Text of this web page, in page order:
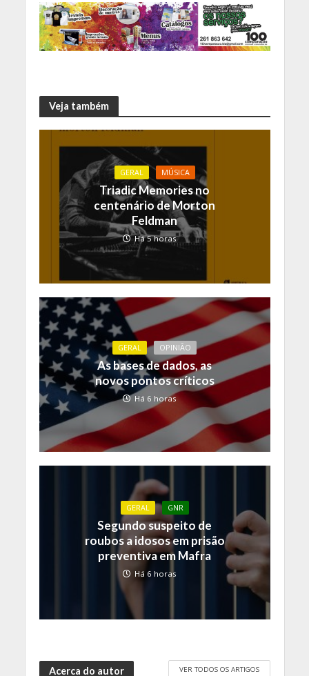
Veja também
GERAL MÚSICA
Triadic Memories no
centenário de Morton
Feldman
Há 5 horas
GERAL OPINIÃO
As bases de dados, as
novos pontos críticos
Há 6 horas
GERAL GNR
Segundo suspeito de
roubos a idosos em prisão
preventiva em Mafra
Há 6 horas
Acerca do autor VER TODOS OS ARTIGOS